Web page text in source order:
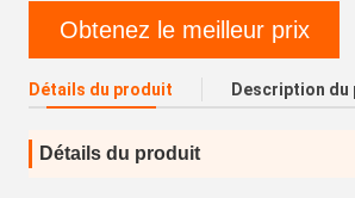
Obtenez le meilleur prix
Détails du produit Description du
Détails du produit